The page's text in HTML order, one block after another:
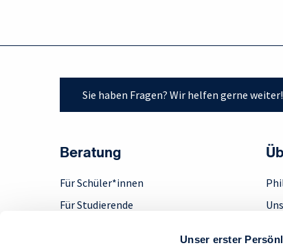
Unser erster
Sie haben Fragen? Wir helfen gerne weiter!
Beratung
Für Schüler*innen
Für Studierende